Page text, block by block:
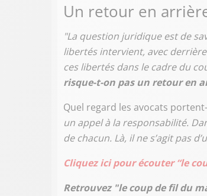
Un retour en
"La question juridique est de
libertés intervient, avec
ces libertés dans le cadre du
risque-t-on pas un retour en
Quel regard les avocats
un appel à la responsabilité.
de chacun. Là, il ne s’agit pas
Cliquez ici pour écouter “le
Retrouvez "le coup de fil du